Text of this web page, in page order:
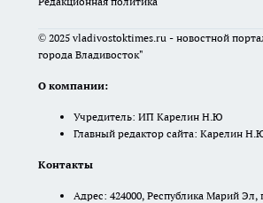
© 2025 vladivostoktimes.ru - новостной
города Владивосток"
О компании:
Учредитель: ИП Карелин Н.Ю
Главный редактор сайта: Карелин
Контакты
Адрес: 424000, Республика Марий